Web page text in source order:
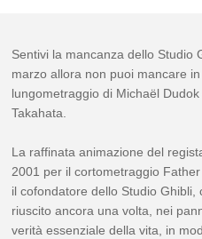
Sentivi la mancanza dello Studio
marzo allora non puoi mancare
lungometraggio di Michaël
Takahata.
La raffinata animazione del
2001 per il cortometraggio
il cofondatore dello Studio
riuscito ancora una volta, nei
verità essenziale della vita, in